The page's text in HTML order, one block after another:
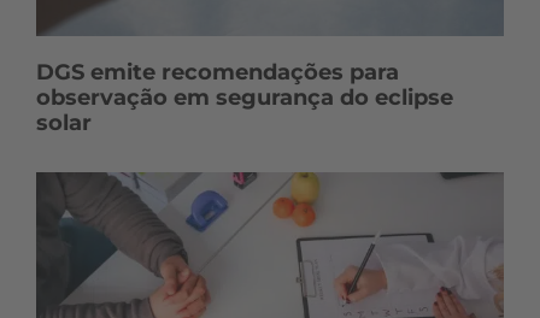
DGS emite recomendações para
observação em segurança do eclipse
solar